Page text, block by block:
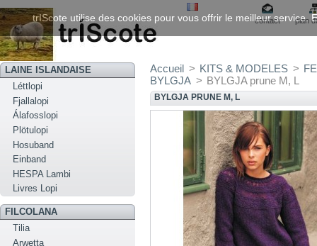
contact plan
LAINE ISLANDAISE
Léttlopi
Fjallalopi
Álafosslopi
Plötulopi
Hosuband
Einband
HESPA Lambi
Livres Lopi
FILCOLANA
Tilia
Arwetta
Accueil > KITS & MODELES >
BYLGJA > BYLGJA prune M, L
BYLGJA PRUNE M, L
trIScote utilise des cookies pour vous offrir le meilleur